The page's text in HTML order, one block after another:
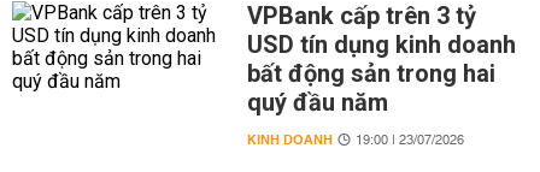
VPBank cấp trên 3 tỷ
USD tín dụng kinh doanh
bất động sản trong hai
quý đầu năm
KINH DOANH 19:00 | 23/07/2026